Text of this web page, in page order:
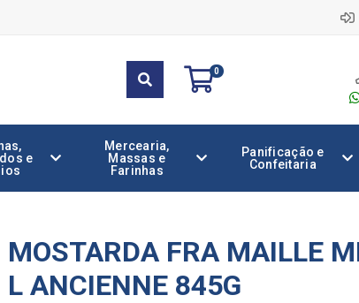
0
e
Mercearia,
Massas e
Farinhas
Panificação e
Confeitaria
MOSTARDA FRA MAILLE
L ANCIENNE 845G